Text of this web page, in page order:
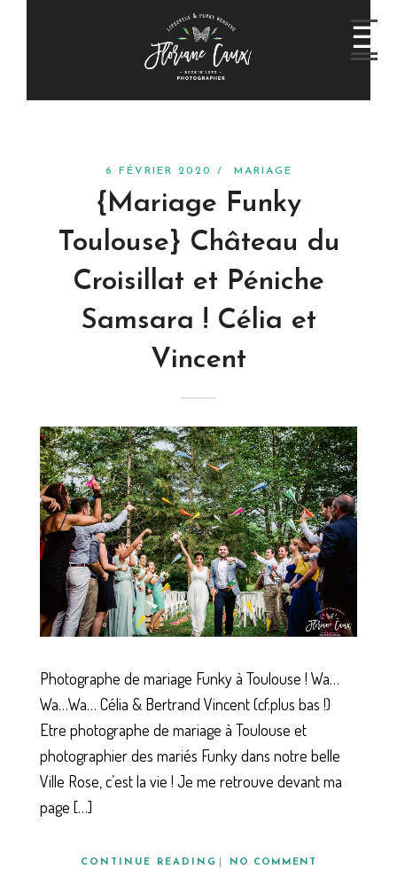
6 FÉVRIER 2020 / MARIAGE
{Mariage Funky
Toulouse} Château du
Croisillat et Péniche
Samsara ! Célia et
Vincent
Photographe de mariage Funky à Toulouse ! Wa…
Wa…Wa… Célia & Bertrand Vincent (cf.plus bas !)
Etre photographe de mariage à Toulouse et
photographier des mariés Funky dans notre belle
Ville Rose, c’est la vie ! Je me retrouve devant ma
page […]
CONTINUE READING NO COMMENT